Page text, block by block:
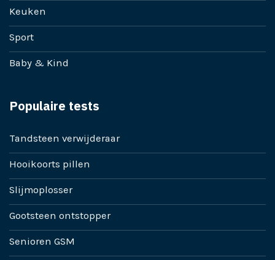
Keuken
Sport
Baby & Kind
Populaire tests
Tandsteen verwijderaar
Hooikoorts pillen
Slijmoplosser
Gootsteen ontstopper
Senioren GSM